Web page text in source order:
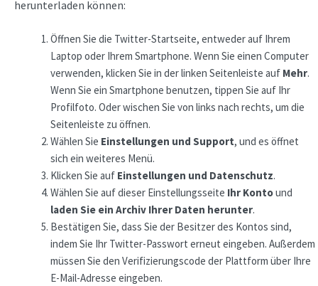
herunterladen können:
Öffnen Sie die Twitter-Startseite, entweder auf Ihrem
Laptop oder Ihrem Smartphone. Wenn Sie einen Computer
verwenden, klicken Sie in der linken Seitenleiste auf Mehr.
Wenn Sie ein Smartphone benutzen, tippen Sie auf Ihr
Profilfoto. Oder wischen Sie von links nach rechts, um die
Seitenleiste zu öffnen.
Wählen Sie Einstellungen und Support, und es öffnet
sich ein weiteres Menü.
Klicken Sie auf Einstellungen und Datenschutz.
Wählen Sie auf dieser Einstellungsseite Ihr Kontound
laden Sie ein Archiv Ihrer Daten herunter.
Bestätigen Sie, dass Sie der Besitzer des Kontos sind,
indem Sie Ihr Twitter-Passwort erneut eingeben. Außerdem
müssen Sie den Verifizierungscode der Plattform über Ihre
E-Mail-Adresse eingeben.